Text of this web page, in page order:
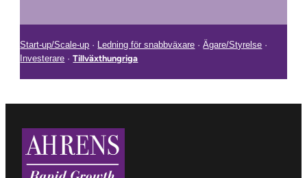
Start-up/Scale-up · Ledning för snabbväxare ·Ägare/Styrelse ·
Investerare ·Tillväxthungriga